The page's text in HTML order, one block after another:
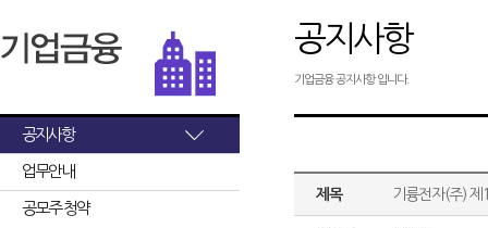
공지사항
업무안내
공모주 청약
공지사항
기업금융 공지사항 입니다.
제목 기륭전자(주)